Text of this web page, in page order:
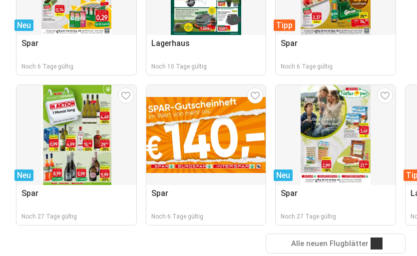
Neu
Spar
Noch 6 Tage gültig
Lagerhaus
Noch 10 Tage gültig
Tipp
Spar
Noch 6 Tage gültig
Neu
Spar
Noch 27 Tage gültig
Spar
Noch 6 Tage gültig
Neu
Spar
Noch 27 Tage gültig
Alle neuen Flugblätter